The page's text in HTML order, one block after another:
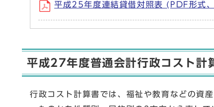
平成25年度連結貸借対照表 (PDF形式
平成27年度普通会計行政コスト計
行政コスト計算書では、福祉や教育などの資